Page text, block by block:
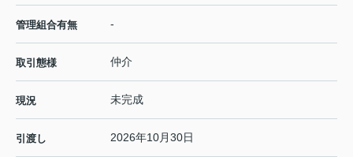
管理組合有無 -
取引態様 仲介
現況 未完成
引渡し 2026年10月30日